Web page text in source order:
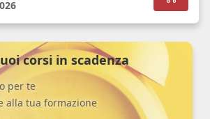
corsi in scadenza
per te
alla tua formazione